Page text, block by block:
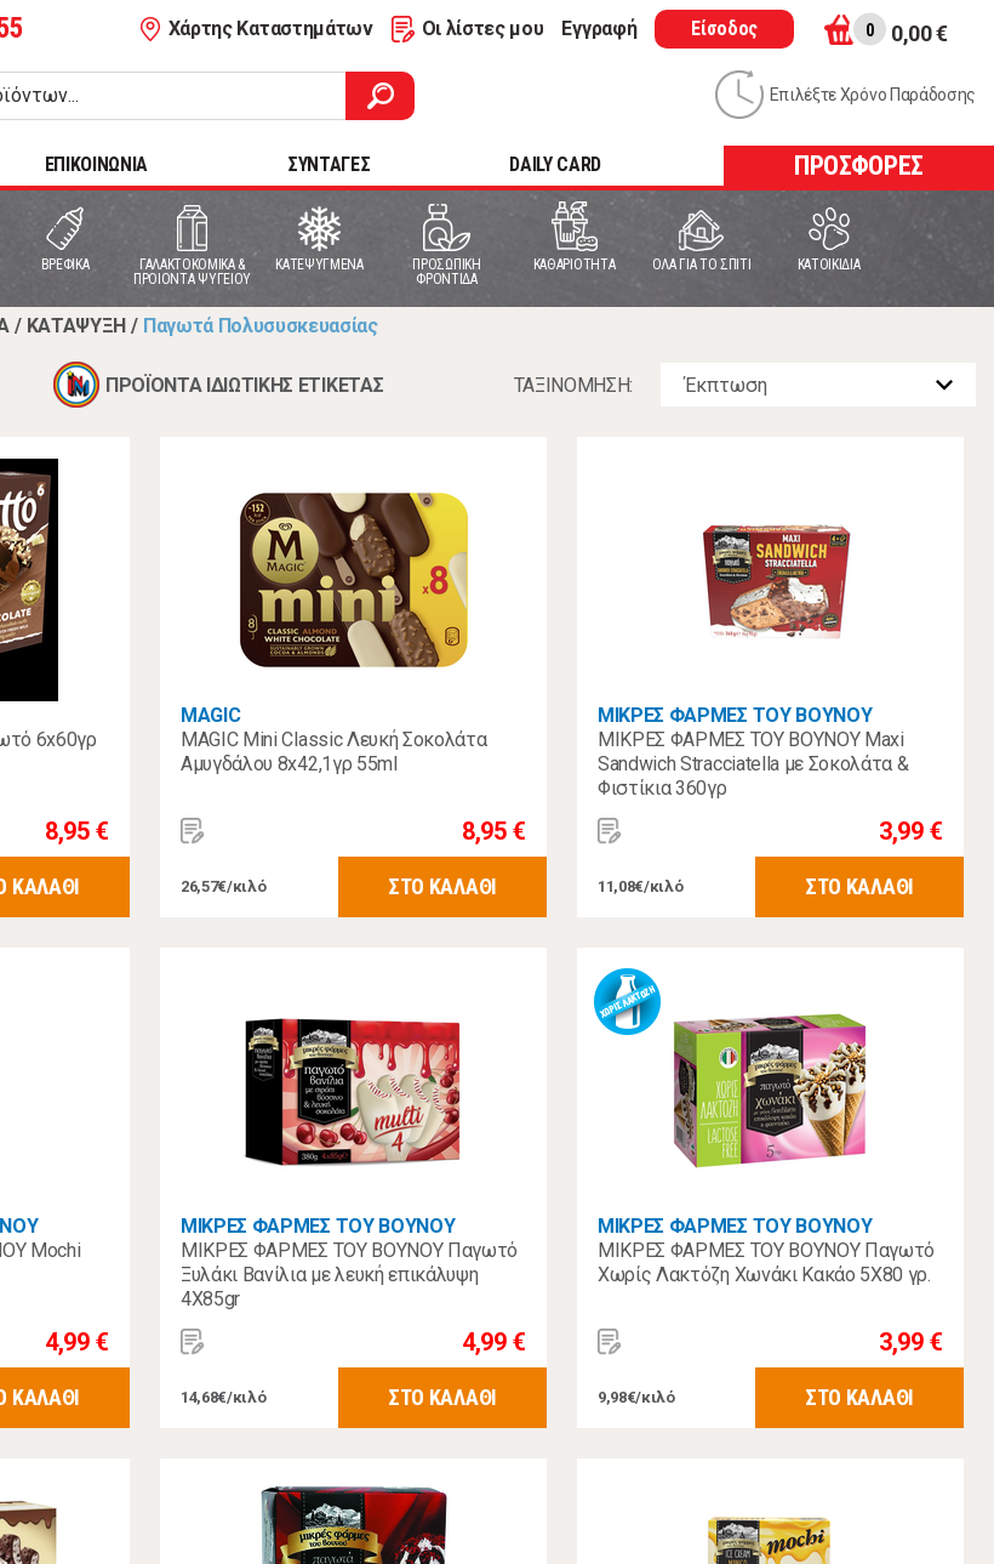
Χάρτης Καταστημάτων Οι λίστες μου Εγγραφή Είσοδος 0 0,00 €
Επιλέξτε Χρόνο Παράδοσης
ΕΠΙΚΟΙΝΩΝΙΑ ΣΥΝΤΑΓΕΣ DAILY CARD ΠΡΟΣΦΟΡΕΣ
ΒΡΕΦΙΚΑ
ΓΑΛΑΚΤΟΚΟΜΙΚΑ &
ΠΡΟΙΟΝΤΑ ΨΥΓΕΙΟΥ
ΚΑΤΕΨΥΓΜΕΝΑ
ΠΡΟΣΩΠΙΚΗ
ΦΡΟΝΤΙΔΑ
ΚΑΘΑΡΙΟΤΗΤΑ ΟΛΑ ΓΙΑ ΤΟ ΣΠΙΤΙ ΚΑΤΟΙΚΙΔΙΑ
/ ΚΑΤΑΨΥΞΗ / Παγωτά Πολυσυσκευασίας
ΠΡΟΪΟΝΤΑ ΙΔΙΩΤΙΚΗΣ ΕΤΙΚΕΤΑΣ ΤΑΞΙΝOΜΗΣΗ:
6x60γρ
8,95 €
ΚΑΛΑΘΙ
MAGIC
MAGIC Mini Classic Λευκή Σοκολάτα
Αμυγδάλου 8x42,1γρ 55ml
8,95 €
26,57€/κιλό ΣΤΟ ΚΑΛΑΘΙ
ΜΙΚΡΕΣ ΦΑΡΜΕΣ ΤΟΥ ΒΟΥΝΟΥ
ΜΙΚΡΕΣ ΦΑΡΜΕΣ ΤΟΥ ΒΟΥΝΟΥ Maxi
Sandwich Stracciatella με Σοκολάτα &
Φιστίκια 360γρ
3,99 €
11,08€/κιλό ΣΤΟ ΚΑΛΑΘΙ
Mochi
4,99 €
ΚΑΛΑΘΙ
ΜΙΚΡΕΣ ΦΑΡΜΕΣ ΤΟΥ ΒΟΥΝΟΥ
ΜΙΚΡΕΣ ΦΑΡΜΕΣ ΤΟΥ ΒΟΥΝΟΥ Παγωτό
Ξυλάκι Βανίλια με λευκή επικάλυψη
4Χ85gr
4,99 €
14,68€/κιλό ΣΤΟ ΚΑΛΑΘΙ
ΜΙΚΡΕΣ ΦΑΡΜΕΣ ΤΟΥ ΒΟΥΝΟΥ
ΜΙΚΡΕΣ ΦΑΡΜΕΣ ΤΟΥ ΒΟΥΝΟΥ Παγωτό
Χωρίς Λακτόζη Χωνάκι Κακάο 5Χ80 γρ.
3,99 €
9,98€/κιλό ΣΤΟ ΚΑΛΑΘΙ